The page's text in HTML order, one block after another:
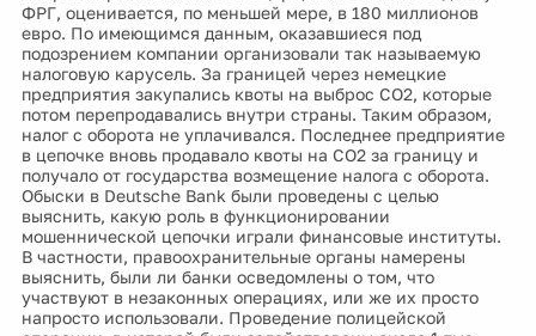
ФРГ, оценивается, по меньшей мере, в 180 миллионов
евро. По имеющимся данным, оказавшиеся под
подозрением компании организовали так называемую
налоговую карусель. За границей через немецкие
предприятия закупались квоты на выброс CO2, которые
потом перепродавались внутри страны. Таким образом,
налог с оборота не уплачивался. Последнее предприятие
в цепочке вновь продавало квоты на CO2 за границу и
получало от государства возмещение налога с оборота.
Обыски в Deutsche Bank были проведены с целью
выяснить, какую роль в функционировании
мошеннической цепочки играли финансовые институты.
В частности, правоохранительные органы намерены
выяснить, были ли банки осведомлены о том, что
участвуют в незаконных операциях, или же их просто
напросто использовали. Проведение полицейской